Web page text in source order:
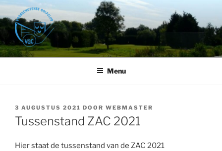
Ga
naar
de
inhoud
VOORSCHOTENSE GOLFCLUB
Golfbaan Het Wedde – Voorschoten
Menu
GEPLAATST
OP
3 AUGUSTUS 2021 DOOR WEBMASTER
Tussenstand ZAC 2021
Hier staat de tussenstand van de ZAC 2021